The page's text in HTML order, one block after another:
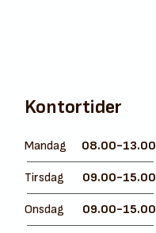
Kontortider
Mandag 08.00-13.00
Tirsdag 09.00-15.00
Onsdag 09.00-15.00